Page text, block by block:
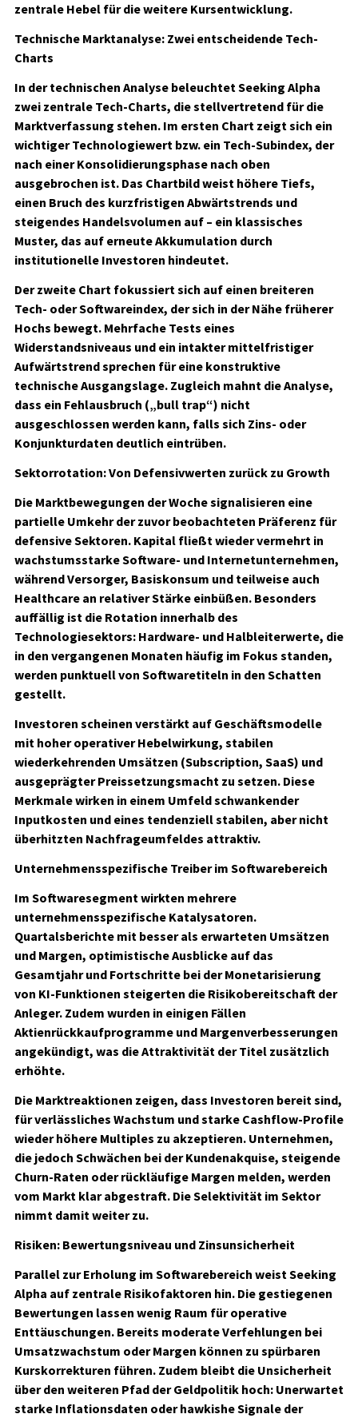
zentrale Hebel für die weitere Kursentwicklung.
Technische Marktanalyse: Zwei entscheidende Tech-
Charts
In der technischen Analyse beleuchtet Seeking Alpha
zwei zentrale Tech-Charts, die stellvertretend für die
Marktverfassung stehen. Im ersten Chart zeigt sich ein
wichtiger Technologiewert bzw. ein Tech-Subindex, der
nach einer Konsolidierungsphase nach oben
ausgebrochen ist. Das Chartbild weist höhere Tiefs,
einen Bruch des kurzfristigen Abwärtstrends und
steigendes Handelsvolumen auf – ein klassisches
Muster, das auf erneute Akkumulation durch
institutionelle Investoren hindeutet.
Der zweite Chart fokussiert sich auf einen breiteren
Tech- oder Softwareindex, der sich in der Nähe früherer
Hochs bewegt. Mehrfache Tests eines
Widerstandsniveaus und ein intakter mittelfristiger
Aufwärtstrend sprechen für eine konstruktive
technische Ausgangslage. Zugleich mahnt die Analyse,
dass ein Fehlausbruch („bull trap“) nicht
ausgeschlossen werden kann, falls sich Zins- oder
Konjunkturdaten deutlich eintrüben.
Sektorrotation: Von Defensivwerten zurück zu Growth
Die Marktbewegungen der Woche signalisieren eine
partielle Umkehr der zuvor beobachteten Präferenz für
defensive Sektoren. Kapital fließt wieder vermehrt in
wachstumsstarke Software- und Internetunternehmen,
während Versorger, Basiskonsum und teilweise auch
Healthcare an relativer Stärke einbüßen. Besonders
auffällig ist die Rotation innerhalb des
Technologiesektors: Hardware- und Halbleiterwerte, die
in den vergangenen Monaten häufig im Fokus standen,
werden punktuell von Softwaretiteln in den Schatten
gestellt.
Investoren scheinen verstärkt auf Geschäftsmodelle
mit hoher operativer Hebelwirkung, stabilen
wiederkehrenden Umsätzen (Subscription, SaaS) und
ausgeprägter Preissetzungsmacht zu setzen. Diese
Merkmale wirken in einem Umfeld schwankender
Inputkosten und eines tendenziell stabilen, aber nicht
überhitzten Nachfrageumfeldes attraktiv.
Unternehmensspezifische Treiber im Softwarebereich
Im Softwaresegment wirkten mehrere
unternehmensspezifische Katalysatoren.
Quartalsberichte mit besser als erwarteten Umsätzen
und Margen, optimistische Ausblicke auf das
Gesamtjahr und Fortschritte bei der Monetarisierung
von KI-Funktionen steigerten die Risikobereitschaft der
Anleger. Zudem wurden in einigen Fällen
Aktienrückkaufprogramme und Margenverbesserungen
angekündigt, was die Attraktivität der Titel zusätzlich
erhöhte.
Die Marktreaktionen zeigen, dass Investoren bereit sind,
für verlässliches Wachstum und starke Cashflow-Profile
wieder höhere Multiples zu akzeptieren. Unternehmen,
die jedoch Schwächen bei der Kundenakquise, steigende
Churn-Raten oder rückläufige Margen melden, werden
vom Markt klar abgestraft. Die Selektivität im Sektor
nimmt damit weiter zu.
Risiken: Bewertungsniveau und Zinsunsicherheit
Parallel zur Erholung im Softwarebereich weist Seeking
Alpha auf zentrale Risikofaktoren hin. Die gestiegenen
Bewertungen lassen wenig Raum für operative
Enttäuschungen. Bereits moderate Verfehlungen bei
Umsatzwachstum oder Margen können zu spürbaren
Kurskorrekturen führen. Zudem bleibt die Unsicherheit
über den weiteren Pfad der Geldpolitik hoch: Unerwartet
starke Inflationsdaten oder hawkishe Signale der